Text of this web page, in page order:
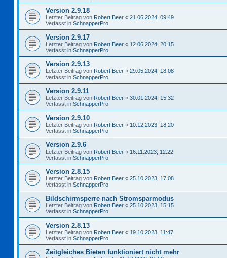
Version 2.9.18
Letzter Beitrag von Robert Beer « 21.06.2024, 09:49
Verfasst in SchnapperPro
Version 2.9.17
Letzter Beitrag von Robert Beer « 12.06.2024, 20:15
Verfasst in SchnapperPro
Version 2.9.13
Letzter Beitrag von Robert Beer « 29.05.2024, 18:08
Verfasst in SchnapperPro
Version 2.9.11
Letzter Beitrag von Robert Beer « 30.01.2024, 15:32
Verfasst in SchnapperPro
Version 2.9.10
Letzter Beitrag von Robert Beer « 10.12.2023, 18:20
Verfasst in SchnapperPro
Version 2.9.6
Letzter Beitrag von Robert Beer « 16.11.2023, 12:22
Verfasst in SchnapperPro
Version 2.8.15
Letzter Beitrag von Robert Beer « 25.10.2023, 17:08
Verfasst in SchnapperPro
Bildschirmsperre nach Stromsparmodus
Letzter Beitrag von Robert Beer « 25.10.2023, 15:15
Verfasst in SchnapperPro
Version 2.8.13
Letzter Beitrag von Robert Beer « 19.10.2023, 11:47
Verfasst in SchnapperPro
Zeitgleiches Bieten funktioniert nicht mehr